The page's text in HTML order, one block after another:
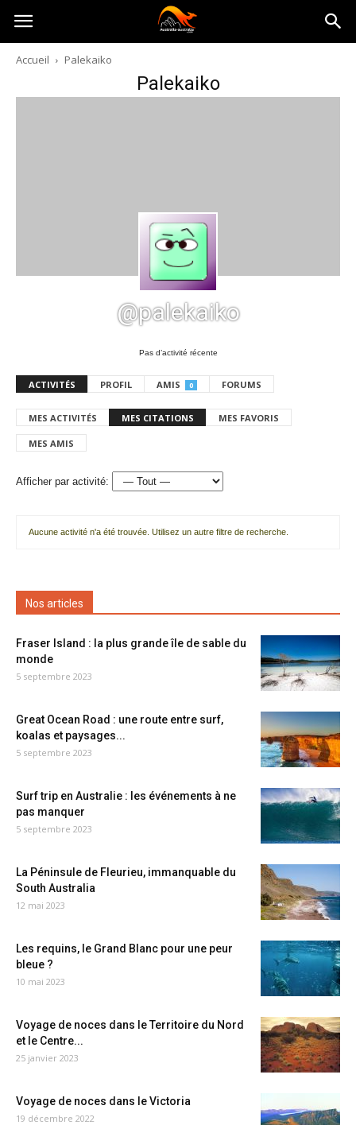
Australia-
australie.com
Accueil Palekaiko
Palekaiko
@palekaiko
Pas d’activité récente
ACTIVITÉS PROFIL AMIS 0 FORUMS
MES ACTIVITÉS MES CITATIONS MES FAVORIS
MES AMIS
Afficher par activité:
Aucune activité n'a été trouvée. Utilisez un autre filtre de recherche.
Nos articles
Fraser Island : la plus grande île de sable du
monde
5 septembre 2023
Great Ocean Road : une route entre surf,
koalas et paysages...
5 septembre 2023
Surf trip en Australie : les événements à ne
pas manquer
5 septembre 2023
La Péninsule de Fleurieu, immanquable du
South Australia
12 mai 2023
Les requins, le Grand Blanc pour une peur
bleue ?
10 mai 2023
Voyage de noces dans le Territoire du Nord
et le Centre...
25 janvier 2023
Voyage de noces dans le Victoria
19 décembre 2022